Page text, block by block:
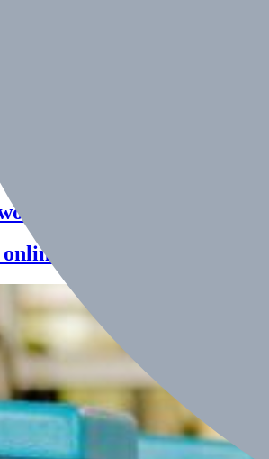
relacji na żywo z naszych
Pływackich w Skoczowie